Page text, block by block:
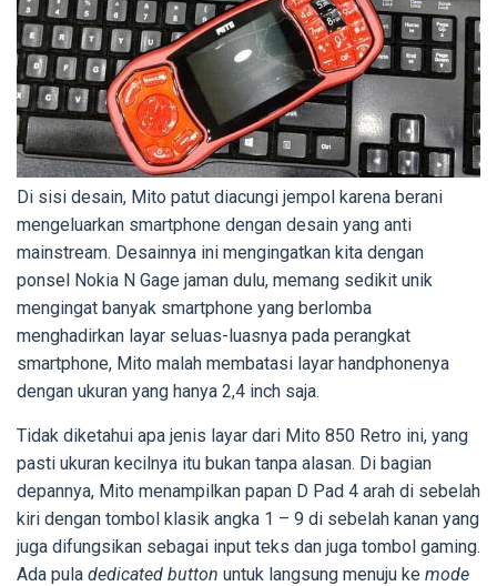
Di sisi desain, Mito patut diacungi jempol karena berani
mengeluarkan smartphone dengan desain yang anti
mainstream. Desainnya ini mengingatkan kita dengan
ponsel Nokia N Gage jaman dulu, memang sedikit unik
mengingat banyak smartphone yang berlomba
menghadirkan layar seluas-luasnya pada perangkat
smartphone, Mito malah membatasi layar handphonenya
dengan ukuran yang hanya 2,4 inch saja.
Tidak diketahui apa jenis layar dari Mito 850 Retro ini, yang
pasti ukuran kecilnya itu bukan tanpa alasan. Di bagian
depannya, Mito menampilkan papan D Pad 4 arah di sebelah
kiri dengan tombol klasik angka 1 – 9 di sebelah kanan yang
juga difungsikan sebagai input teks dan juga tombol gaming.
Ada pula dedicated button untuk langsung menuju ke mode